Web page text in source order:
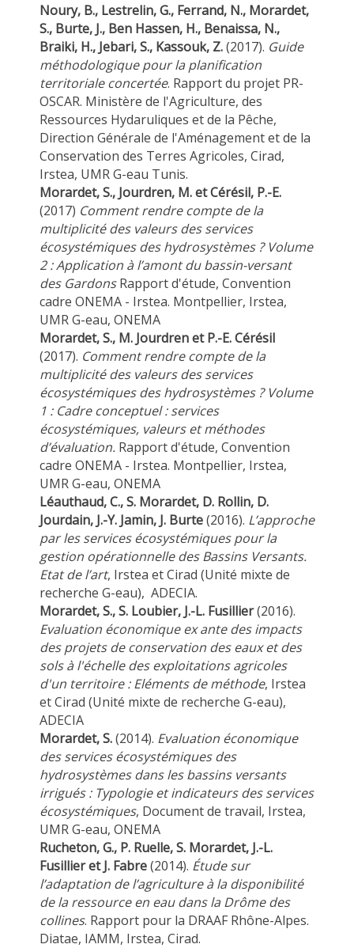
Noury, B., Lestrelin, G., Ferrand, N., Morardet,
S., Burte, J., Ben Hassen, H., Benaissa, N.,
Braiki, H., Jebari, S., Kassouk, Z.(2017). Guide
méthodologique pour la planification
territoriale concertée. Rapport du projet PR-
OSCAR. Ministère de l'Agriculture, des
Ressources Hydaruliques et de la Pêche,
Direction Générale de l'Aménagement et de la
Conservation des Terres Agricoles, Cirad,
Irstea, UMR G-eau Tunis.
Morardet, S., Jourdren, M. et Cérésil, P.-E.
(2017) Comment rendre compte de la
multiplicité des valeurs des services
écosystémiques des hydrosystèmes ? Volume
2 : Application à l’amont du bassin-versant
des GardonsRapport d'étude, Convention
cadre ONEMA - Irstea. Montpellier, Irstea,
UMR G-eau, ONEMA
Morardet, S., M. Jourdren et P.-E. Cérésil
(2017). Comment rendre compte de la
multiplicité des valeurs des services
écosystémiques des hydrosystèmes ? Volume
1 : Cadre conceptuel : services
écosystémiques, valeurs et méthodes
d’évaluation. Rapport d'étude, Convention
cadre ONEMA - Irstea. Montpellier, Irstea,
UMR G-eau, ONEMA
Léauthaud, C., S. Morardet, D. Rollin, D.
Jourdain, J.-Y. Jamin, J. Burte(2016). L’approche
par les services écosystémiques pour la
gestion opérationnelle des Bassins Versants.
Etat de l’art, Irstea et Cirad (Unité mixte de
recherche G-eau), ADECIA.
Morardet, S., S. Loubier, J.-L. Fusillier(2016).
Evaluation économique ex ante des impacts
des projets de conservation des eaux et des
sols à l'échelle des exploitations agricoles
d'un territoire : Eléments de méthode, Irstea
et Cirad (Unité mixte de recherche G-eau),
ADECIA
Morardet, S.(2014). Evaluation économique
des services écosystémiques des
hydrosystèmes dans les bassins versants
irrigués : Typologie et indicateurs des services
écosystémiques, Document de travail, Irstea,
UMR G-eau, ONEMA
Rucheton, G., P. Ruelle, S. Morardet, J.-L.
Fusillier et J. Fabre(2014). Étude sur
l’adaptation de l’agriculture à la disponibilité
de la ressource en eau dans la Drôme des
collines. Rapport pour la DRAAF Rhône-Alpes.
Diatae, IAMM, Irstea, Cirad.